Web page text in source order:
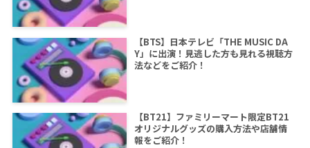
【BTS】日本テレビ「THE MUSIC DA
Y」に出演！見逃した方も見れる視聴方
法などをご紹介！
【BT21】ファミリーマート限定BT21
オリジナルグッズの購入方法や店舗情
報をご紹介！